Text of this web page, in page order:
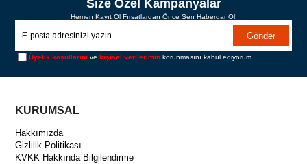
Size Özel Kampanyalar
Hemen Kayıt Ol Fırsatlardan Önce Sen Haberdar Ol!
Gönder
Üyelik koşullarını vekişisel verilerimin korunmasını kabul ediyorum.
KURUMSAL
Hakkımızda
Gizlilik Politikası
KVKK Hakkında Bilgilendirme